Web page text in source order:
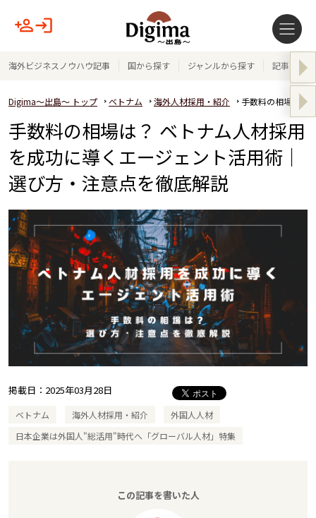
海外ビジネスノウハウ記事 国から探す ジャンルから探す 記事テー
Digima～出島～ トップ ベトナム 海外人材採用・紹介 手数料の相場は？
手数料の相場は？ ベトナム人材採用
を成功に導くエージェント活用術｜
選び方・注意点を徹底解説
掲載日： 2025年03月28日
ベトナム 海外人材採用・紹介
外国人人材
日本企業は外国人"総活用"時代へ「グローバル人材」特集
この記事を書いた人